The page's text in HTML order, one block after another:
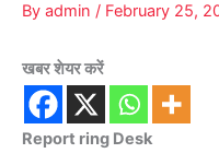
By admin / February 25,
खबर शेयर करें
Report ring Desk